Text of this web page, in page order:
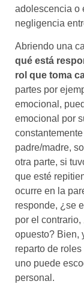
adolescencia o
negligencia
Abriendo una
qué está
rol que toma
partes por
emocional,
emocional por
padre/madre,
otra parte, si
que esté
ocurre en la
responde, ¿se
por el
opuesto? Bien,
reparto de
uno puede
personal.